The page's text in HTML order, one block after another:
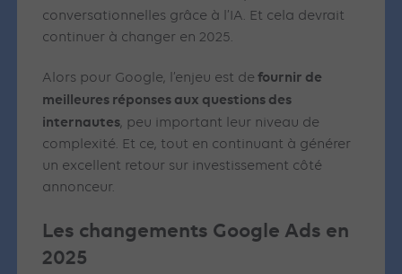
conversationnelles grâce à l’IA. Et cela devrait
continuer à changer en 2025.
Alors pour Google, l’enjeu est de fournir de
meilleures réponses aux questions des
internautes, peu important leur niveau de
complexité. Et ce, tout en continuant à générer
un excellent retour sur investissement côté
annonceur.
Les changements Google Ads en
2025